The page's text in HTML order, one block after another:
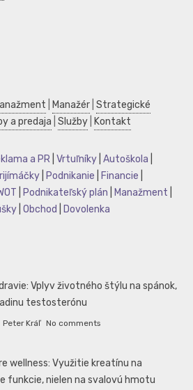
Manažér Strategické
a predaja Služby Kontakt
a PR Vrtuľníky Autoškola
Podnikanie Financie
Podnikateľský plán Manažment
Obchod Dovolenka
Vplyv životného štýlu na spánok,
testosterónu
Peter Kráľ No comments
wellness: Využitie kreatínu na
funkcie, nielen na svalovú hmotu